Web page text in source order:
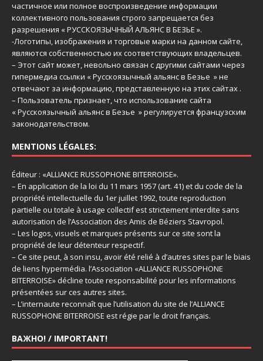
частичное или полное воспроизведение информации
коллективного пользования строго запрещается без
разрешения « РУССКОЯЗЫЧНЫЙ АЛЬЯНС В БЕЗЬЕ ».
-Логотипы, изображения и торговые марки на данном сайте,
являются собственностью их соответствующих владельцев.
– Этот сайт может, невольно связан с другими сайтами через
гипермедиа ссылки « Русскоязычный альянс в Безье » не
отвечают за информацию, представленную на этих сайтах .
– Пользователь признает, что использование сайта
« Русскоязычный альянс в Безье » регулируется французским
законодательством.
MENTIONS LÉGALES:
Éditeur : «ALLIANCE RUSSOPHONE BITERROISE».
– En application de la loi du 11 mars 1957 (art. 41) et du code de la
propriété intellectuelle du 1er juillet 1992, toute reproduction
partielle ou totale à usage collectif est strictement interdite sans
autorisation de l’Association des Amis de Béziers Stavropol.
– Les logos, visuels et marques présents sur ce site sont la
propriété de leur détenteur respectif.
– Ce site peut, à son insu, avoir été relié à d’autres sites par le biais
de liens hypermédia. l’Association «ALLIANCE RUSSOPHONE
BITERROISE» décline toute responsabilité pour les informations
présentées sur ces autres sites.
– L’internaute reconnaît que l’utilisation du site de l’ALLIANCE
RUSSOPHONE BITERROISE est régie par le droit français.
ВАЖНО! / IMPORTANT!